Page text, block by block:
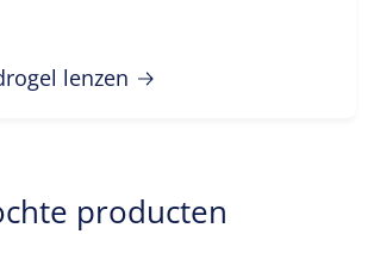
lenzen
producten